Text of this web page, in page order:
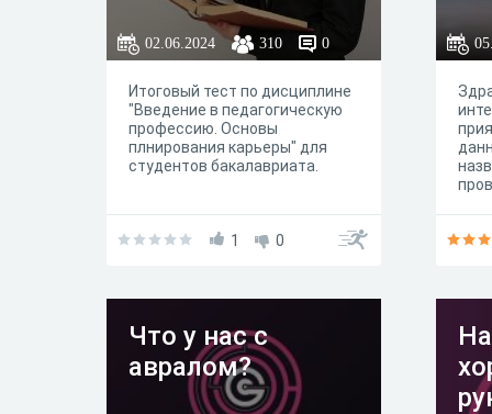
будет выглядеть мир и какие
профессии появятся, как
изменятся привычные нам
строители, фермеры?
02.06.2024 310 0
Итоговый тест по дисциплине
"Введение в педагогическую
профессию. Основы
плнирования карьеры" для
студентов бакалавриата.
1 0
на
Что у нас с
авралом?